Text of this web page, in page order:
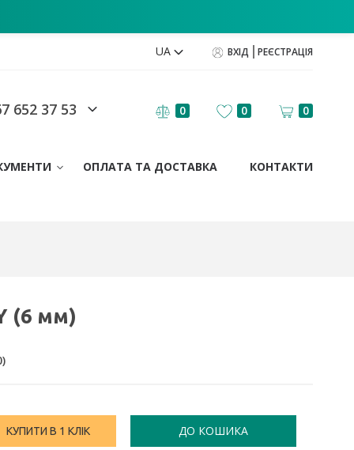
UA ВХІД РЕЄСТРАЦІЯ
652 37 53 0 0 0
ОПЛАТА ТА ДОСТАВКА КОНТАКТИ
(6 мм)
)
КУПИТИ В 1 КЛІК ДО КОШИКА